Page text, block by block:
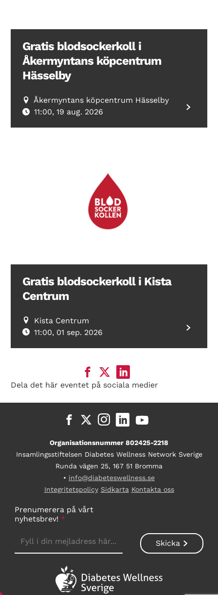
Gratis blodsockerkoll i
Åkermyntans köpcentrum
Hässelby
Åkermyntans köpcentrum Hässelby
11:00, 19 aug. 2026
Gratis blodsockerkoll i Kista
Centrum
Kista Centrum
11:00, 01 sep. 2026
Dela det här eventet på sociala medier
Organisationsnummer 802425-2218
Insamlingsstiftelsen Diabetes Wellness Network Sverige
Runda vägen 25, 167 51 Bromma
• info@diabeteswellness.se
Integritetspolicy Sidkarta Kontakta oss
Prenumerera på vårt
nyhetsbrev! *